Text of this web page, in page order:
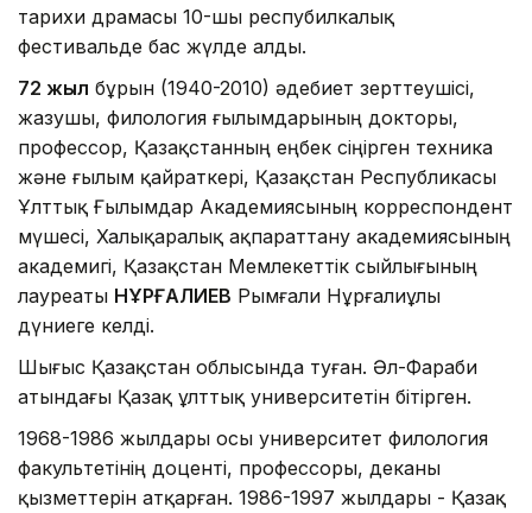
тарихи драмасы 10-шы респубилкалық
фестивальде бас жүлде алды.
72 жыл бұрын (1940-2010) әдебиет зерттеушісі,
жазушы, филология ғылымдарының докторы,
профессор, Қазақстанның еңбек сіңірген техника
және ғылым қайраткері, Қазақстан Республикасы
Ұлттық Ғылымдар Академиясының корреспондент
мүшесі, Халықаралық ақпараттану академиясының
академигі, Қазақстан Мемлекеттік сыйлығының
лауреаты НҰРҒАЛИЕВ Рымғали Нұрғалиұлы
дүниеге келді.
Шығыс Қазақстан облысында туған. Әл-Фараби
атындағы Қазақ ұлттық университетін бітірген.
1968-1986 жылдары осы университет филология
факультетінің доценті, профессоры, деканы
қызметтерін атқарған. 1986-1997 жылдары - Қазақ